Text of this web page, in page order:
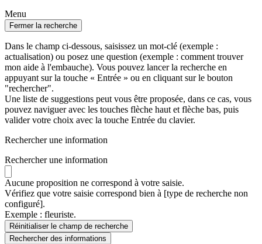
Menu
Fermer la recherche
Dans le champ ci-dessous, saisissez un mot-clé (exemple :
actualisation) ou posez une question (exemple : comment trouver
mon aide à l'embauche). Vous pouvez lancer la recherche en
appuyant sur la touche « Entrée » ou en cliquant sur le bouton
"rechercher".
Une liste de suggestions peut vous être proposée, dans ce cas, vous
pouvez naviguer avec les touches flèche haut et flèche bas, puis
valider votre choix avec la touche Entrée du clavier.
Rechercher une information
Rechercher une information
Aucune proposition ne correspond à votre saisie.
Vérifiez que votre saisie correspond bien à [type de recherche non
configuré].
Exemple : fleuriste.
Réinitialiser le champ de recherche
Rechercherdes informations